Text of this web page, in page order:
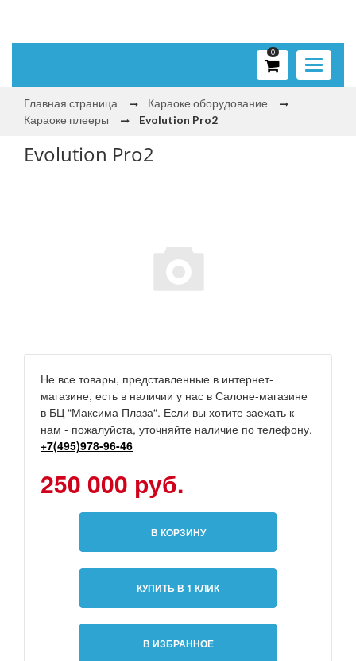
Toggle
0
Главная страница
Караоке оборудование
Караоке плееры
Evolution Pro2
Evolution Pro2
Не все товары, представленные в интернет-
магазине, есть в наличии у нас в Салоне-магазине
в БЦ “Максима Плаза“. Если вы хотите заехать к
нам - пожалуйста, уточняйте наличие по телефону.
+7(495)978-96-46
250 000 руб.
В КОРЗИНУ
КУПИТЬ В 1 КЛИК
В ИЗБРАННОЕ